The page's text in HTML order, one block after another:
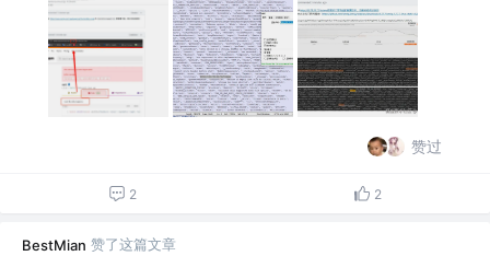
赞过
2 2
BestMian 赞了这篇文章